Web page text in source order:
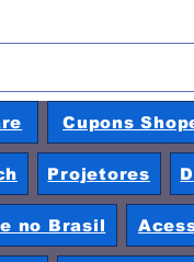
Cupons
Projetores
no Brasil